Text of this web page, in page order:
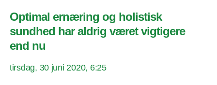
Optimal ernæring og holistisk
sundhed har aldrig været vigtigere
end nu
tirsdag, 30 juni 2020, 6:25